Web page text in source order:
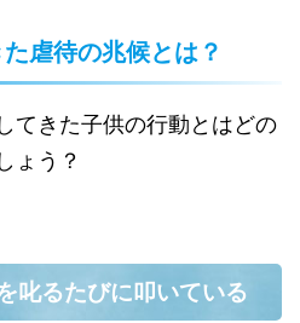
虐待の兆候とは？
てきた子供の行動とはどの
ょう？
叱るたびに叩いている